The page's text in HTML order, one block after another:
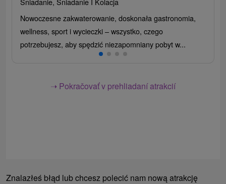
Nowoczesne zakwaterowanie, doskonała gastronomia,
wellness, sport i wycieczki – wszystko, czego
potrzebujesz, aby spędzić niezapomniany pobyt w...
➝ Pokračovať v prehliadaní atrakcií
Znalazłeś błąd lub chcesz polecić nam nową atrakcję